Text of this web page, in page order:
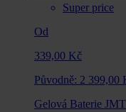
Super price
Od
339,00 Kč
Původně: 2 399,00
Gelová Baterie